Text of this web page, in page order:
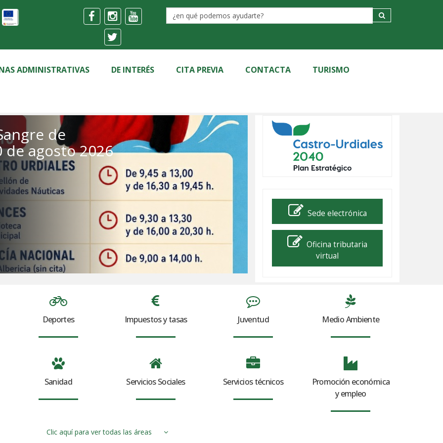
ADMINISTRATIVAS DE INTERÉS CITA PREVIA CONTACTA TURISMO
Sede electrónica
Oficina tributaria
virtual
Deportes Impuestos y tasas Juventud Medio Ambiente
Sanidad Servicios Sociales Servicios técnicos
Promoción económica
y empleo
Clic aquí para ver todas las áreas